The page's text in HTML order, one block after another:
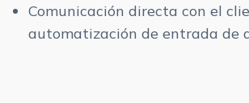
Comunicación directa con el
automatización de entrada de